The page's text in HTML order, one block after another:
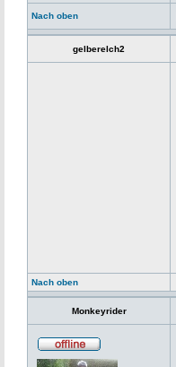
Nach oben
gelberelch2
Nach oben
Monkeyrider